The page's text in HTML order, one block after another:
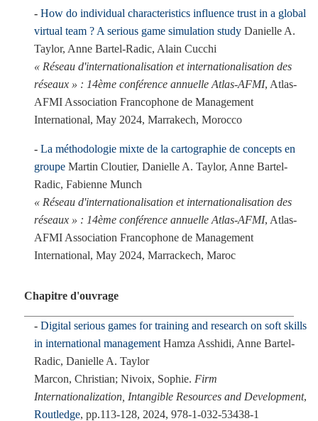
How do individual characteristics influence trust in a global
virtual team ? A serious game simulation study Danielle A.
Taylor, Anne Bartel-Radic, Alain Cucchi
« Réseau d'internationalisation et internationalisation des
réseaux » : 14ème conférence annuelle Atlas-AFMI, Atlas-
AFMI Association Francophone de Management
International, May 2024, Marrakech, Morocco
La méthodologie mixte de la cartographie de concepts en
groupe Martin Cloutier, Danielle A. Taylor, Anne Bartel-
Radic, Fabienne Munch
« Réseau d'internationalisation et internationalisation des
réseaux » : 14ème conférence annuelle Atlas-AFMI, Atlas-
AFMI Association Francophone de Management
International, May 2024, Marrackech, Maroc
Chapitre d'ouvrage
Digital serious games for training and research on soft skills
in international management Hamza Asshidi, Anne Bartel-
Radic, Danielle A. Taylor
Marcon, Christian; Nivoix, Sophie. Firm
Internationalization, Intangible Resources and Development,
Routledge, pp.113-128, 2024, 978-1-032-53438-1